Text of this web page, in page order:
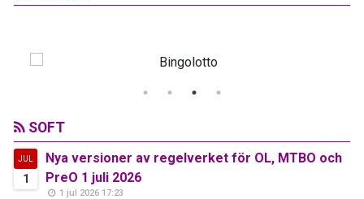
SOFT
JUL
1
Nya versioner av regelverket för OL, MTBO och
PreO 1 juli 2026
1 jul 2026 17:23